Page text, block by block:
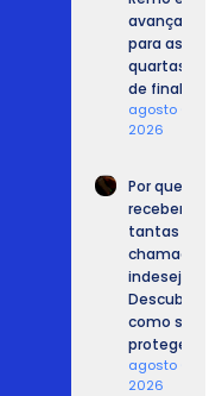
avança
para as
quartas
de final.
agosto 6,
2026
Por que
recebemos
tantas
chamadas
Descubra
como se
proteger.
agosto 6,
2026